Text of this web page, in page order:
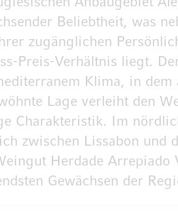
Beliebtheit, was
zugänglichen
Preis-Verhältnis liegt.
Klima, in dem
Lage verleiht den
Charakteristik. Im
zwischen Lissabon und
Herdade Arrepiado
Gewächsen der